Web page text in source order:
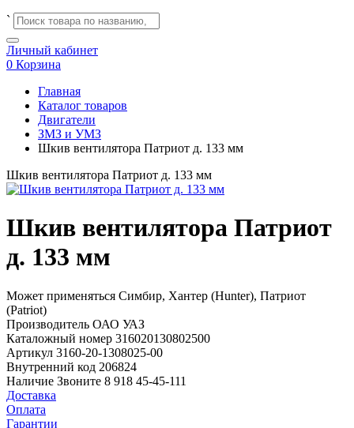
`
Личный кабинет
0 Корзина
Главная
Каталог товаров
Двигатели
ЗМЗ и УМЗ
Шкив вентилятора Патриот д. 133 мм
Шкив вентилятора Патриот д. 133 мм
Шкив вентилятора Патриот
д. 133 мм
Может применяться Симбир, Хантер (Hunter), Патриот
(Patriot)
Производитель ОАО УАЗ
Каталожный номер 316020130802500
Артикул 3160-20-1308025-00
Внутренний код 206824
Наличие Звоните 8 918 45-45-111
Доставка
Оплата
Гарантии